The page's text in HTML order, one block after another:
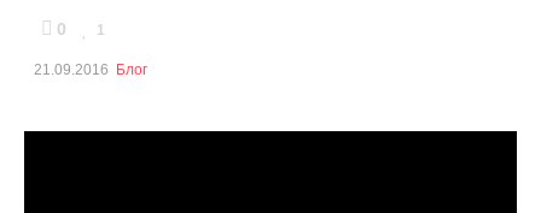
0 1
21.09.2016 Блог